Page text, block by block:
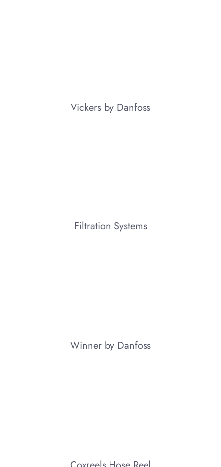
Vickers by Danfoss
Filtration Systems
Winner by Danfoss